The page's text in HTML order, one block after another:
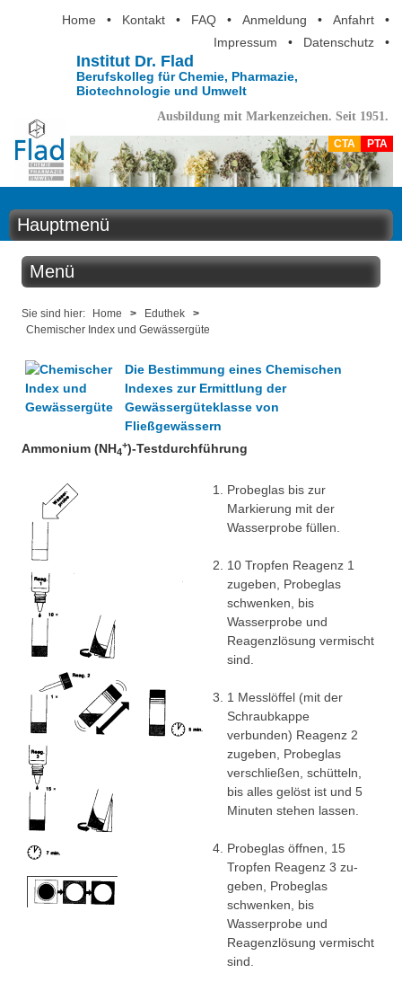
Home • Kontakt • FAQ • Anmeldung • Anfahrt
•
Impressum
• Datenschutz •
Institut Dr. Flad
Berufskolleg für Chemie, Pharmazie,
Biotechnologie und Umwelt
Ausbildung mit Markenzeichen. Seit 1951.
CTA PTA
Hauptmenü
Home
Ausbildung
Berufsinformation
Über uns
Besonderheiten
Projekte
Eduthek
Menü
Eduthek
Kabinettstücke
SuperLab - Das Labor in der Küche
Nanotechnologie
Chemischer Index und Gewässergüte
Herbarium
Arzneipflanzen im Botanischen Garten Hohenheim
Perlonfasern
Suppenchemie
Experimente mit Oxi-Reinigern
Chemie im alten Ägypten
Videos unter dem Mikroskop
Projektarbeiten
Kupfer-Kreislauf
Chemie en miniature
Wettbewerb Umweltfreundlicher Chemieunterricht
Sie sind hier: Home > Eduthek
>
Chemischer Index und Gewässergüte
Die Bestimmung eines Chemischen
Indexes zur Ermittlung der
Gewässergüteklasse von
Fließgewässern
Ammonium (NH4
+)-Testdurchführung
Probeglas bis zur
Markierung mit der
Wasserprobe füllen.
10 Tropfen Reagenz 1
zugeben, Probeglas
schwenken, bis
Wasserprobe und
Reagenzlösung vermischt
sind.
1 Messlöffel (mit der
Schraubkappe
verbunden) Reagenz 2
zugeben, Probeglas
verschließen, schütteln,
bis alles gelöst ist und 5
Minuten stehen lassen.
Probeglas öffnen, 15
Tropfen Reagenz 3 zu-
geben, Probeglas
schwenken, bis
Wasserprobe und
Reagenzlösung vermischt
sind.